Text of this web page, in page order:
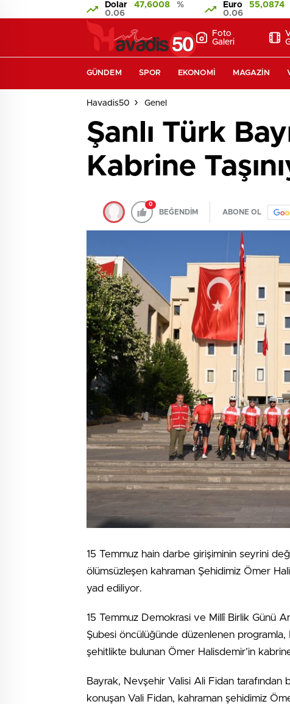
Dolar 47,6008
%
0.06
Euro 55,0874
0.06
Foto
Galeri
GÜNDEM SPOR EKONOMI MAGAZIN
Havadis50 Genel
Şanlı Türk
Kabrine
0
BEĞENDİM ABONE OL
15 Temmuz hain darbe girişiminin seyrini
ölümsüzleşen kahraman Şehidimiz Ömer
yad ediliyor.
15 Temmuz Demokrasi ve Millî Birlik Günü
Şubesi öncülüğünde düzenlenen programla,
şehitlikte bulunan Ömer Halisdemir’in kabrine
Bayrak, Nevşehir Valisi Ali Fidan
konuşan Vali Fidan, kahraman şehidimiz